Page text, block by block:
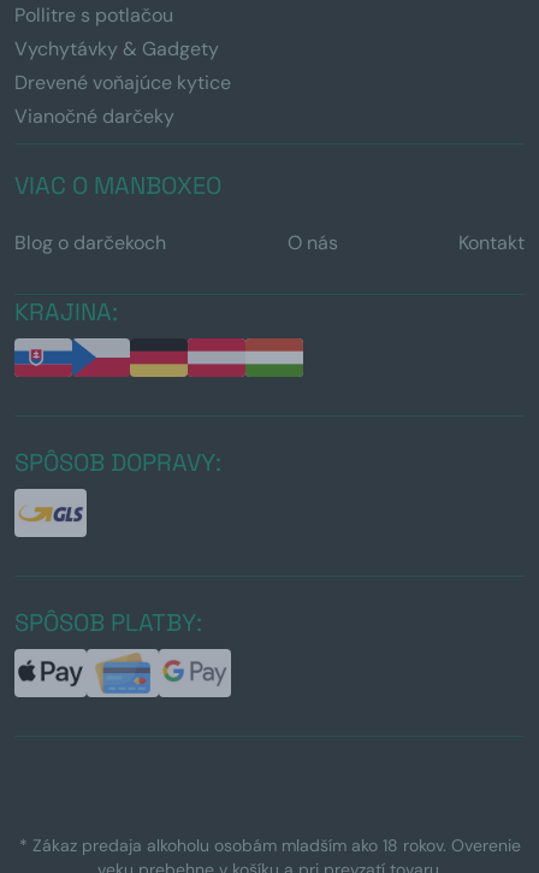
Pollitre s potlačou
Vychytávky & Gadgety
Drevené voňajúce kytice
Vianočné darčeky
VIAC O MANBOXEO
Blog o darčekoch O nás Kontakt
KRAJINA:
SPÔSOB DOPRAVY:
SPÔSOB PLATBY:
* Zákaz predaja alkoholu osobám mladším ako 18 rokov. Overenie